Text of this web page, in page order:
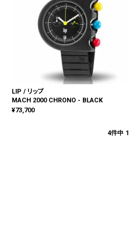
LIP / リップ
MACH 2000 CHRONO - BLACK
¥73,700
4件中 1